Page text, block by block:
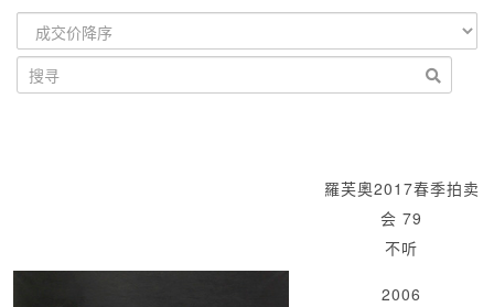
羅芙奧2017春季拍卖
会 79
不听
2006